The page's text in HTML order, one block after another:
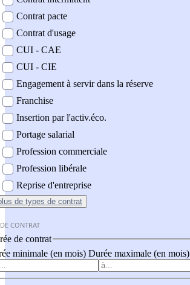
Contrat pacte
Contrat d'usage
CUI - CAE
CUI - CIE
Engagement à servir dans la réserve
Franchise
Insertion par l'activ.éco.
Portage salarial
Profession commerciale
Profession libérale
Reprise d'entreprise
de types de contrat
CONTRAT
de contrat
minimale (en mois) Durée maximale (en mois)